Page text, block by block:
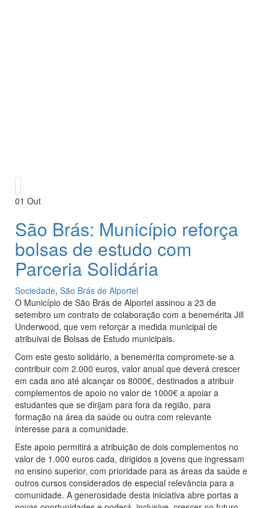
01 Out
São Brás: Município reforça
bolsas de estudo com
Parceria Solidária
Sociedade, São Brás de Alportel
O Município de São Brás de Alportel assinou a 23 de
setembro um contrato de colaboração com a benemérita Jill
Underwood, que vem reforçar a medida municipal de
atribuivai de Bolsas de Estudo municipais.
Com este gesto solidário, a benemérita compromete-se a
contribuir com 2.000 euros, valor anual que deverá crescer
em cada ano até alcançar os 8000€, destinados a atribuir
complementos de apoio no valor de 1000€ a apoiar a
estudantes que se dirijam para fora da região, para
formação na área da saúde ou outra com relevante
interesse para a comunidade.
Este apoio permitirá a atribuição de dois complementos no
valor de 1.000 euros cada, dirigidos a jovens que ingressam
no ensino superior, com prioridade para as áreas da saúde e
outros cursos considerados de especial relevância para a
comunidade. A generosidade desta iniciativa abre portas a